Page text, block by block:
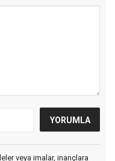
veya imalar, inançlara